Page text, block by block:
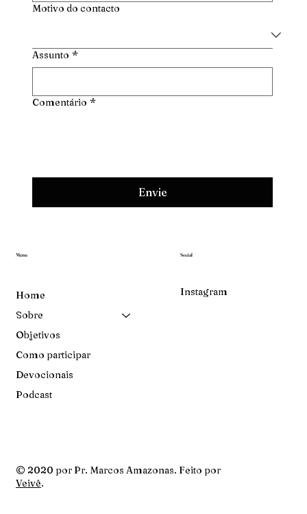
Menu
Home
Sobre
Objetivos
Como participar
Devocionais
Podcast
Social
Instagram
Motivo do contacto
Assunto *
Comentário *
Envie
© 2020 por Pr. Marcos Amazonas. Feito por
Veivê.